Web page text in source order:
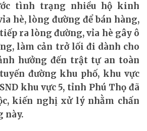
tình trạng nhiều hộ kinh
hè, lòng đường để bán hàng,
ra lòng đường, vỉa hè gây ô
làm cản trở lối đi dành cho
hưởng đến trật tự an toàn
đường khu phố, khu vực
khu vực 5, tỉnh Phú Thọ đã
kiến nghị xử lý nhằm chấn
này.